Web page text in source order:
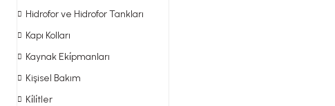
Hidrofor ve Hidrofor Tankları
Kapı Kolları
Kaynak Eki̇pmanları
Kişisel Bakım
Ki̇li̇tler